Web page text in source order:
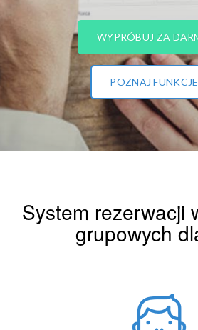
WYPRÓBUJ ZA
POZNAJ FUNKCJE
System rezerwacji
grupowych